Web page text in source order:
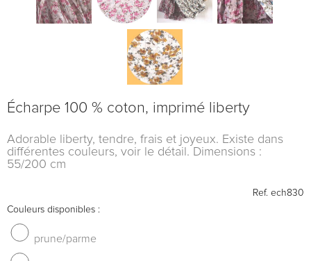
Écharpe 100 % coton, imprimé liberty
Adorable liberty, tendre, frais et joyeux. Existe dans
différentes couleurs, voir le détail. Dimensions :
55/200 cm
Ref. ech830
Couleurs disponibles :
prune/parme